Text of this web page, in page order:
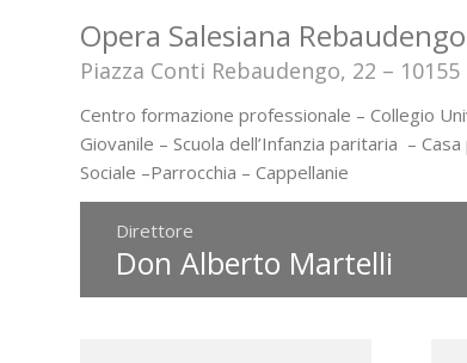
Opera Salesiana Rebaudengo
Piazza Conti Rebaudengo, 22 – 10155
Centro formazione professionale – Collegio
Giovanile – Scuola dell’Infanzia paritaria –
Sociale –Parrocchia – Cappellanie
Direttore
Don Alberto Martelli